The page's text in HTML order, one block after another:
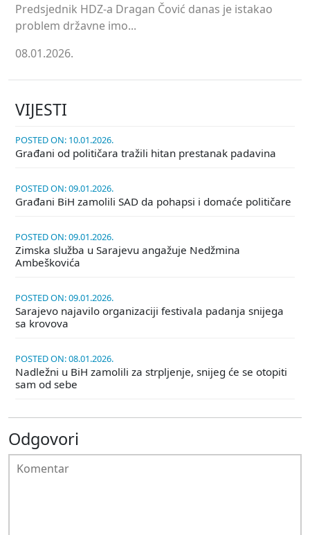
Predsjednik HDZ-a Dragan Čović danas je istakao
problem državne imo...
08.01.2026.
VIJESTI
POSTED ON: 10.01.2026.
Građani od političara tražili hitan prestanak padavina
POSTED ON: 09.01.2026.
Građani BiH zamolili SAD da pohapsi i domaće političare
POSTED ON: 09.01.2026.
Zimska služba u Sarajevu angažuje Nedžmina
Ambeškovića
POSTED ON: 09.01.2026.
Sarajevo najavilo organizaciji festivala padanja snijega
sa krovova
POSTED ON: 08.01.2026.
Nadležni u BiH zamolili za strpljenje, snijeg će se otopiti
sam od sebe
Odgovori